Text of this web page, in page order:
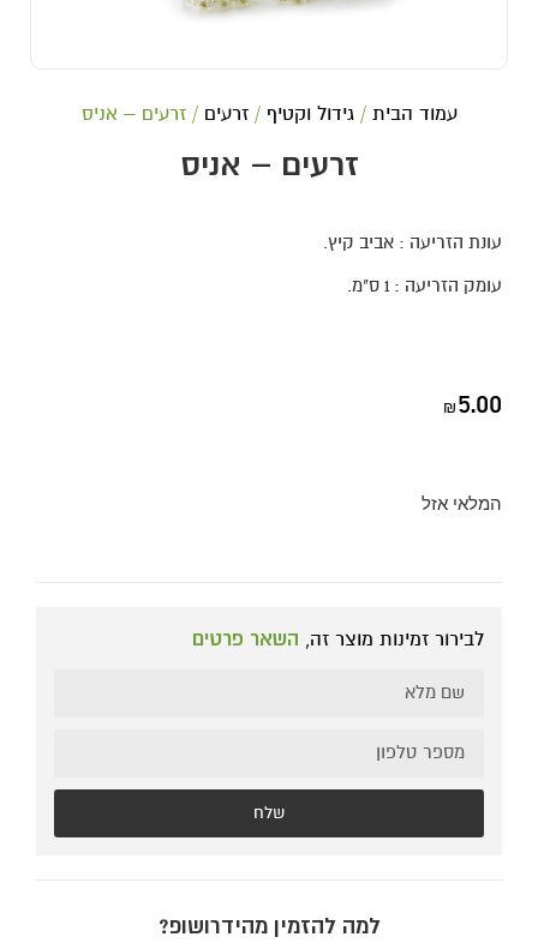
עמוד הבית /גידול וקטיף /זרעים / זרעים – אניס
זרעים – אניס
עונת הזריעה : אביב קיץ.
עומק הזריעה : 1 ס"מ.
₪5.00
המלאי אזל
לבירור זמינות מוצר זה, השאר פרטים
שלח
למה להזמין מהידרושופ?